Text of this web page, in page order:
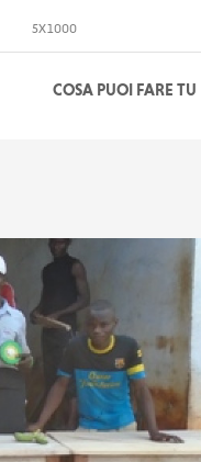
5X1000
COSA PUOI FARE TU